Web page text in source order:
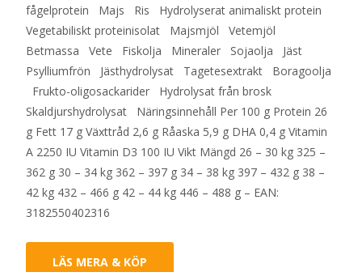
fågelprotein Majs Ris Hydrolyserat animaliskt protein
Vegetabiliskt proteinisolat Majsmjöl Vetemjöl
Betmassa Vete Fiskolja Mineraler Sojaolja Jäst
Psylliumfrön Jästhydrolysat Tagetesextrakt Boragoolja
Frukto-oligosackarider Hydrolysat från brosk
Skaldjurshydrolysat Näringsinnehåll Per 100 g Protein 26
g Fett 17 g Växttråd 2,6 g Råaska 5,9 g DHA 0,4 g Vitamin
A 2250 IU Vitamin D3 100 IU Vikt Mängd 26 – 30 kg 325 –
362 g 30 – 34 kg 362 – 397 g 34 – 38 kg 397 – 432 g 38 –
42 kg 432 – 466 g 42 – 44 kg 446 – 488 g – EAN:
3182550402316
LÄS MERA & KÖP